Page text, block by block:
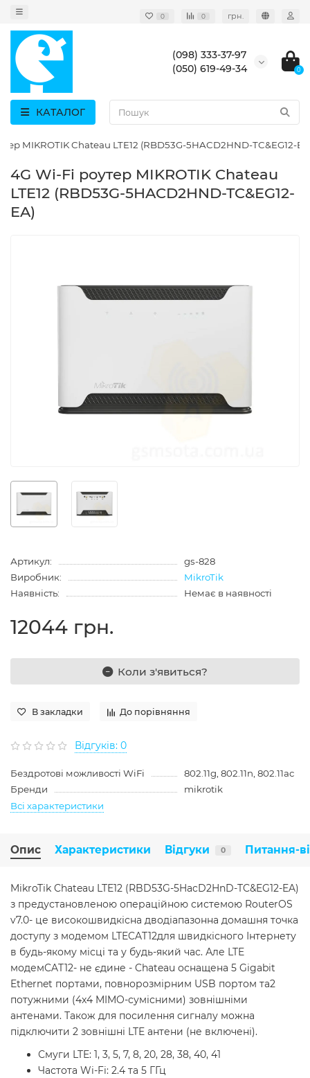
0 0 грн.
(098) 333-37-97
(050) 619-49-34
0
КАТАЛОГ
MIKROTIK Chateau LTE12 (RBD53G-5HACD2HND-TC&EG12-
4G Wi-Fi роутер MIKROTIK Chateau
LTE12 (RBD53G-5HACD2HND-TC&EG12-
EA)
Артикул:
gs-828
Виробник:
MikroTik
Наявність:
Немає в наявності
12044 грн.
Коли з'явиться?
В закладки До порівняння
Відгуків: 0
Бездротові можливості WiFi
802.11g, 802.11n, 802.11ac
Бренди
mikrotik
Всі характеристики
Опис Характеристики Відгуки 0 Питання-
MikroTik Chateau LTE12 (RBD53G-5HacD2HnD-TC&EG12-EA)
з предустановленою операційною системою RouterOS
v7.0- це високошвидкісна дводіапазонна домашня точка
доступу з модемом LTECAT12для швидкісного Інтернету
в будь-якому місці та у будь-який час. Але LTE
модемCAT12- не єдине - Chateau оснащена 5 Gigabit
Ethernet портами, повнорозмірним USB портом та2
потужними (4x4 MIMO-сумісними) зовнішніми
антенами. Також для посилення сигналу можна
підключити 2 зовнішні LTE антени (не включені).
Смуги LTE: 1, 3, 5, 7, 8, 20, 28, 38, 40, 41
Частота Wi-Fi: 2.4 та 5 ГГц